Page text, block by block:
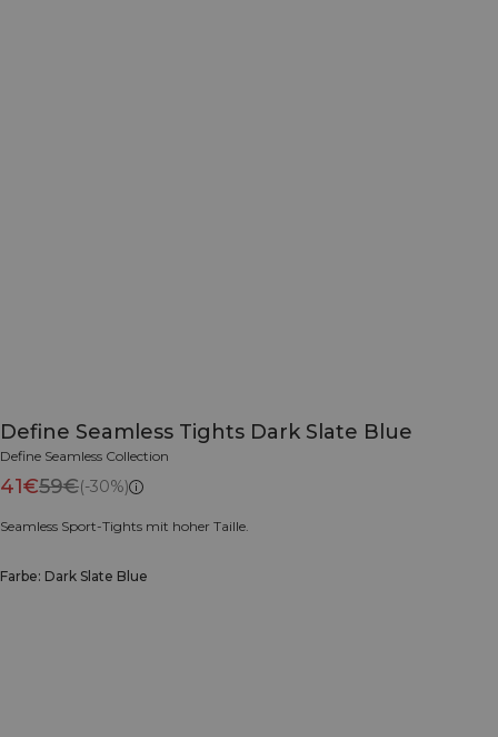
Define Seamless Tights Dark Slate Blue
Define Seamless Collection
41€59€(-30%)
Seamless Sport-Tights mit hoher Taille.
Farbe: Dark Slate Blue